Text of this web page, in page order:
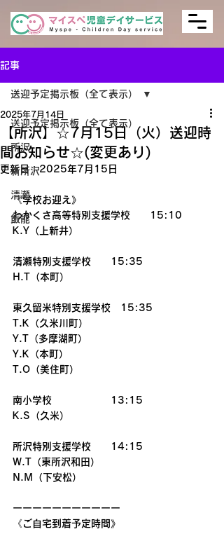
記事
送迎予定掲示板（全て表示）
所沢
新所沢
清瀬
飯能
送迎予定掲示板（全て表示）
【所沢】☆7月15日（火）送迎時
間お知らせ☆(変更あり)
2025年7月14日
更新日：2025年7月15日
《学校お迎え》
わかくさ高等特別支援学校　　15:10
K.Y（上新井）
清瀬特別支援学校　　15:35
H.T（本町）
東久留米特別支援学校　15:35
T.K（久米川町）
Y.T（多摩湖町）
Y.K（本町）
T.O（美住町）
南小学校　　　　　　13:15
K.S（久米）
所沢特別支援学校　　14:15
W.T（東所沢和田）
N.M（下安松）
ーーーーーーーーーーー
《ご自宅到着予定時間》